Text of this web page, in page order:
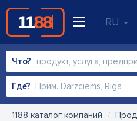
RU
Что?
Где?
1188 каталог компаний